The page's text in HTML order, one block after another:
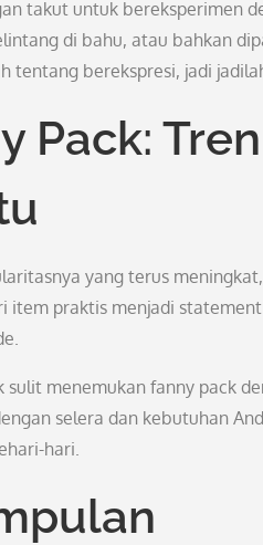
takut untuk bereksperimen
di bahu, atau bahkan
tentang berekspresi, jadi
Pack:
yang terus
item praktis menjadi
sulit menemukan fanny pack
selera dan kebutuhan
hari.